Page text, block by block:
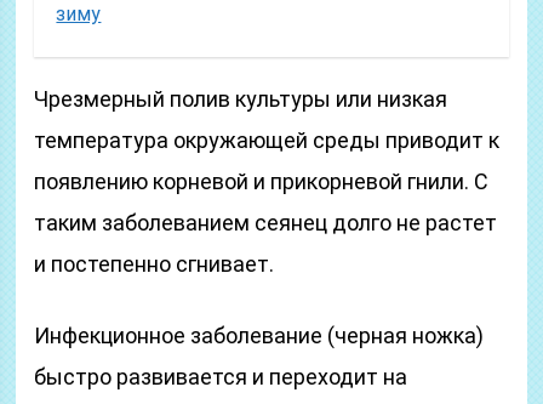
зиму
Чрезмерный полив культуры или низкая
температура окружающей среды приводит к
появлению корневой и прикорневой гнили. С
таким заболеванием сеянец долго не растет
и постепенно сгнивает.
Инфекционное заболевание (черная ножка)
быстро развивается и переходит на